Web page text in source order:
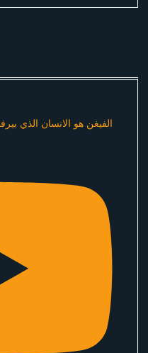
الفيغن هو الانسان الذي